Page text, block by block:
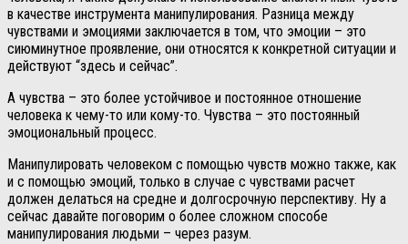
в качестве инструмента манипулирования. Разница между
чувствами и эмоциями заключается в том, что эмоции – это
сиюминутное проявление, они относятся к конкретной ситуации и
действуют “здесь и сейчас”.
А чувства – это более устойчивое и постоянное отношение
человека к чему-то или кому-то. Чувства – это постоянный
эмоциональный процесс.
Манипулировать человеком с помощью чувств можно также, как
и с помощью эмоций, только в случае с чувствами расчет
должен делаться на средне и долгосрочную перспективу. Ну а
сейчас давайте поговорим о более сложном способе
манипулирования людьми – через разум.